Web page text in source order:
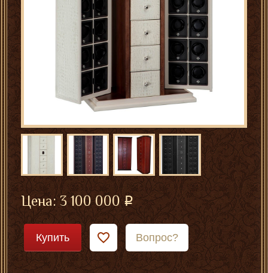
Цена:3 100 000
Купить Вопрос?